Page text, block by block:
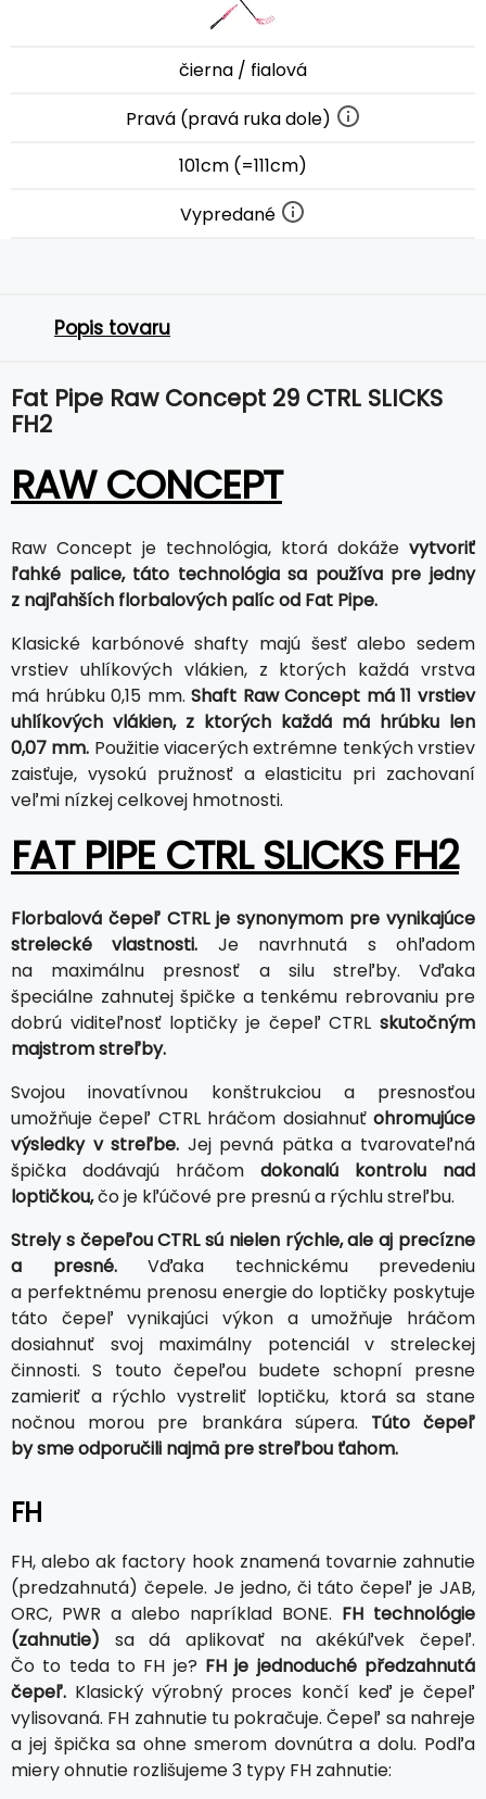
čierna / fialová
Pravá (pravá ruka dole)
101cm (=111cm)
Vypredané
Popis tovaru
Fat Pipe Raw Concept 29 CTRL SLICKS
FH2
RAW CONCEPT
Raw Concept je technológia, ktorá dokáže vytvoriť
ľahké palice, táto technológia sa používa pre jedny
z najľahších florbalových palíc od Fat Pipe.
Klasické karbónové shafty majú šesť alebo sedem
vrstiev uhlíkových vlákien, z ktorých každá vrstva
má hrúbku 0,15 mm.Shaft Raw Concept má 11 vrstiev
uhlíkových vlákien, z ktorých každá má hrúbku len
0,07 mm. Použitie viacerých extrémne tenkých vrstiev
zaisťuje, vysokú pružnosť a elasticitu pri zachovaní
veľmi nízkej celkovej hmotnosti.
FAT PIPE CTRL SLICKS FH2
Florbalová čepeľ CTRL je synonymom pre vynikajúce
strelecké vlastnosti. Je navrhnutá s ohľadom
na maximálnu presnosť a silu streľby. Vďaka
špeciálne zahnutej špičke a tenkému rebrovaniu pre
dobrú viditeľnosť loptičky je čepeľ CTRL skutočným
majstrom streľby.
Svojou inovatívnou konštrukciou a presnosťou
umožňuje čepeľ CTRL hráčom dosiahnuť ohromujúce
výsledky v streľbe. Jej pevná pätka a tvarovateľná
špička dodávajú hráčom dokonalú kontrolu nad
loptičkou,čo je kľúčové pre presnú a rýchlu streľbu.
Strely s čepeľou CTRL sú nielen rýchle, ale aj precízne
a presné.Vďaka technickému prevedeniu
a perfektnému prenosu energie do loptičky poskytuje
táto čepeľ vynikajúci výkon a umožňuje hráčom
dosiahnuť svoj maximálny potenciál v streleckej
činnosti. S touto čepeľou budete schopní presne
zamieriť a rýchlo vystreliť loptičku, ktorá sa stane
nočnou morou pre brankára súpera. Túto čepeľ
by sme odporučili najmä pre streľbou ťahom.
FH
FH, alebo ak factory hook znamená tovarnie zahnutie
(predzahnutá) čepele. Je jedno, či táto čepeľ je JAB,
ORC, PWR a alebo napríklad BONE. FH technológie
(zahnutie) sa dá aplikovať na akékúľvek čepeľ.
Čo to teda to FH je? FH je jednoduché předzahnutá
čepeľ. Klasický výrobný proces končí keď je čepeľ
vylisovaná. FH zahnutie tu pokračuje. Čepeľ sa nahreje
a jej špička sa ohne smerom dovnútra a dolu. Podľa
miery ohnutie rozlišujeme 3 typy FH zahnutie: